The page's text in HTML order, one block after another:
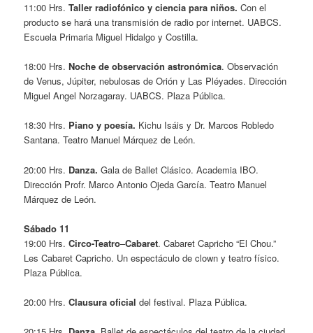
11:00 Hrs.Taller radiofónico y ciencia para niños.Con el
producto se hará una transmisión de radio por internet. UABCS.
Escuela Primaria Miguel Hidalgo y Costilla.
18:00 Hrs.Noche de observación astronómica. Observación
de Venus, Júpiter, nebulosas de Orión y Las Pléyades. Dirección
Miguel Angel Norzagaray. UABCS. Plaza Pública.
18:30 Hrs. Piano y poesía. Kichu Isáis y Dr. Marcos Robledo
Santana. Teatro Manuel Márquez de León.
20:00 Hrs. Danza. Gala de Ballet Clásico. Academia IBO.
Dirección Profr. Marco Antonio Ojeda García. Teatro Manuel
Márquez de León.
Sábado 11
19:00 Hrs.Circo-Teatro–Cabaret. Cabaret Capricho “El Chou.”
Les Cabaret Capricho. Un espectáculo de clown y teatro físico.
Plaza Pública.
20:00 Hrs.Clausura oficial del festival. Plaza Pública.